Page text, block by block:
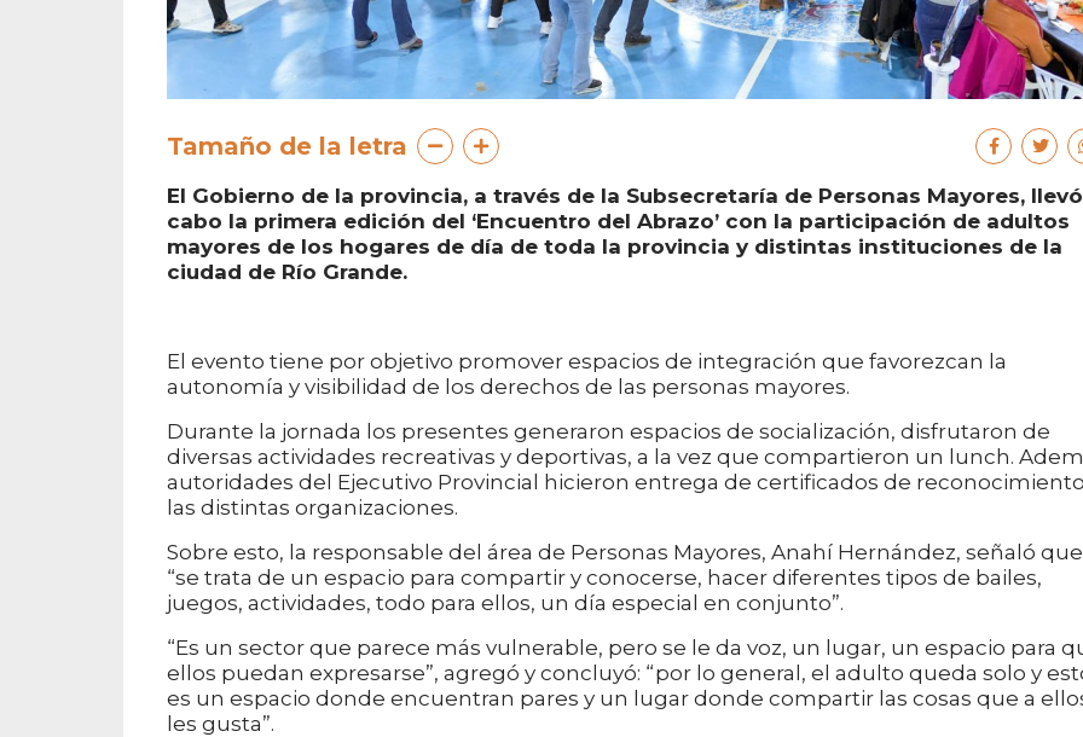
Tamaño de la letra
El Gobierno de la provincia, a través de la Subsecretaría de Personas Mayores,
cabo la primera edición del ‘Encuentro del Abrazo’ con la participación de adultos
mayores de los hogares de día de toda la provincia y distintas instituciones de la
ciudad de Río Grande.
El evento tiene por objetivo promover espacios de integración que favorezcan la
autonomía y visibilidad de los derechos de las personas mayores.
Durante la jornada los presentes generaron espacios de socialización, disfrutaron de
diversas actividades recreativas y deportivas, a la vez que compartieron un lunch.
autoridades del Ejecutivo Provincial hicieron entrega de certificados de
las distintas organizaciones.
Sobre esto, la responsable del área de Personas Mayores, Anahí Hernández, señaló que
“se trata de un espacio para compartir y conocerse, hacer diferentes tipos de bailes,
juegos, actividades, todo para ellos, un día especial en conjunto”.
“Es un sector que parece más vulnerable, pero se le da voz, un lugar, un espacio para
ellos puedan expresarse”, agregó y concluyó: “por lo general, el adulto queda solo y
es un espacio donde encuentran pares y un lugar donde compartir las cosas que a
les gusta”.